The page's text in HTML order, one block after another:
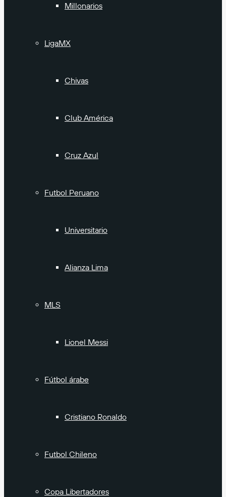
Millonarios
LigaMX
Chivas
Club América
Cruz Azul
Futbol Peruano
Universitario
Alianza Lima
MLS
Lionel Messi
Fútbol árabe
Cristiano Ronaldo
Futbol Chileno
Copa Libertadores